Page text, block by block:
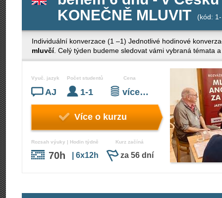
KONEČNĚ MLUVIT
(kód:
Individuální konverzace (1 –1) Jednotlivé hodinové
mluvčí. Celý týden budeme sledovat vámi vybraná témata
Vyuč. jazyk
AJ
Počet studentů
1-1
Cena
více…
Více o kurzu
Rozsah výuky | Hodin týdně
70h | 6x12h
Kurz začíná
za 56 dní